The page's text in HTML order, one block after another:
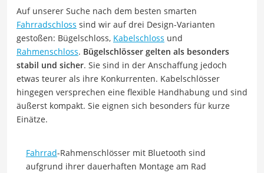
Auf unserer Suche nach dem besten smarten
Fahrradschloss sind wir auf drei Design-Varianten
gestoßen: Bügelschloss, Kabelschloss und
Rahmenschloss. Bügelschlösser gelten als besonders
stabil und sicher. Sie sind in der Anschaffung jedoch
etwas teurer als ihre Konkurrenten. Kabelschlösser
hingegen versprechen eine flexible Handhabung und sind
äußerst kompakt. Sie eignen sich besonders für kurze
Einätze.
Fahrrad-Rahmenschlösser mit Bluetooth sind
aufgrund ihrer dauerhaften Montage am Rad